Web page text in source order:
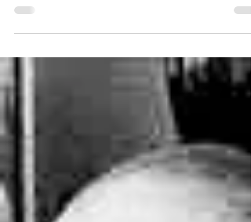
2 Magazine
Nove le fanciulle che danzano alla
luna
PROCESSI EVOLUTIVI di Alberto Tebaldi
©2023 Come canta Angelo Branduardi nel
brano "La serie dei numeri" (derivata dalla
raccolta di...